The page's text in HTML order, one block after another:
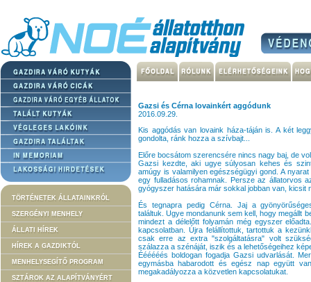
TÖRTÉNETEK ÁLLATAINKRÓL
SZERGÉNYI MENHELY
ÁLLATI HÍREK
HÍREK A GAZDIKTÓL
MENHELYSEGÍTŐ PROGRAM
SZTÁROK AZ ALAPÍTVÁNYÉRT
Gazsi és Cérna lovainkért aggódunk
2016.09.29.
Kis aggódás van lovaink háza-táján is. A két
gondolta, ránk hozza a szívbajt...
Előre bocsátom szerencsére nincs nagy baj, de
Gazsi kezdte, aki ugye súlyosan kehes és
amúgy is valamilyen egészségügyi gond. A
egy fulladásos rohamnak. Persze az állatorvos
gyógyszer hatására már sokkal jobban van, kicsit
És tegnapra pedig Cérna. Jaj a
találtuk. Ugye mondanunk sem kell, hogy megállt
mindezt a délelőtt folyamán még egyszer
kapcsolatban. Újra felállítottuk, tartottuk a
csak erre az extra "szolgáltatásra" volt
szálazza a szénáját, iszik és a lehetőségeihez
Éééééés boldogan fogadja Gazsi udvarlását.
egymásba habarodott és egész nap együtt
megakadályozza a közvetlen kapcsolatukat.